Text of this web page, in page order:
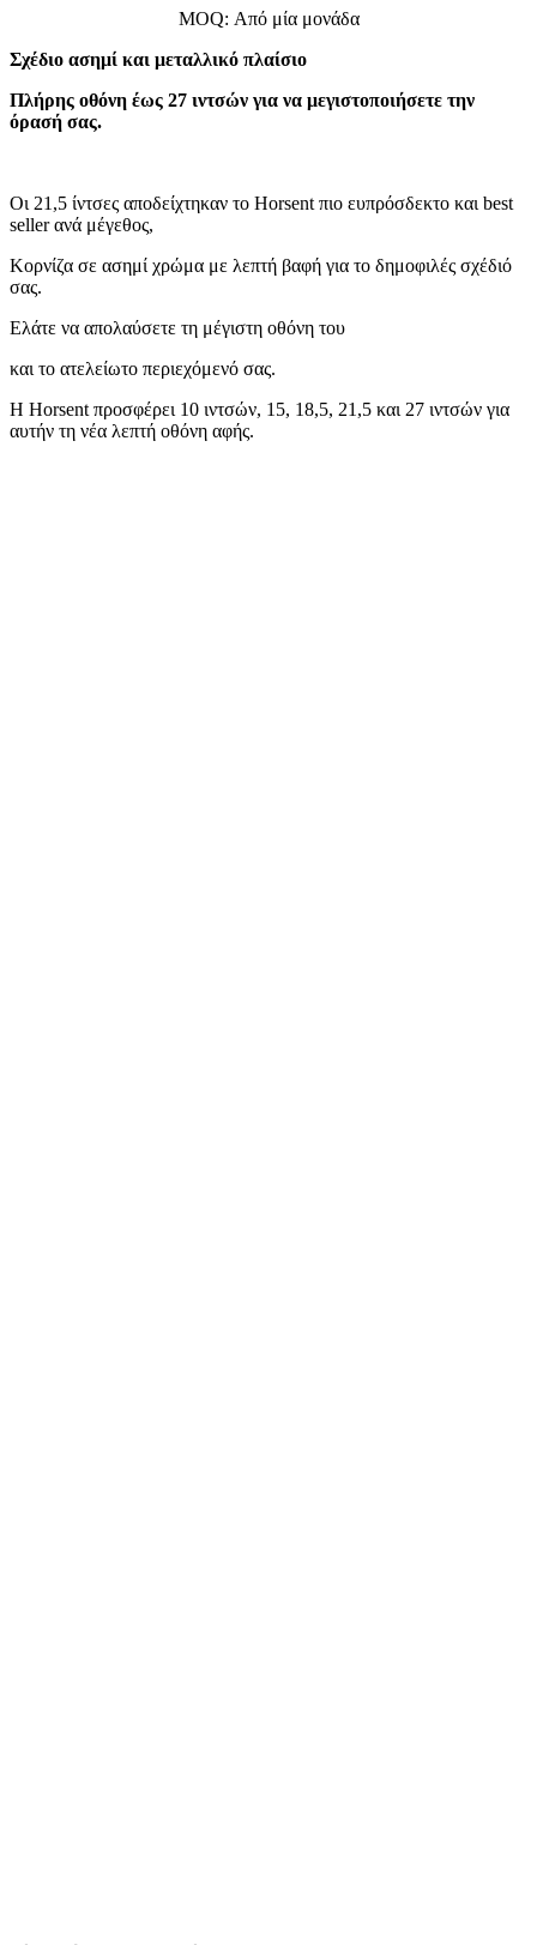
MOQ: Από μία μονάδα
Σχέδιο ασημί και μεταλλικό πλαίσιο
Πλήρης οθόνη έως 27 ιντσών για να μεγιστοποιήσετε την
όρασή σας.
Οι 21,5 ίντσες αποδείχτηκαν το Horsent πιο ευπρόσδεκτο και best
seller ανά μέγεθος,
Κορνίζα σε ασημί χρώμα με λεπτή βαφή για το δημοφιλές σχέδιό
σας.
Ελάτε να απολαύσετε τη μέγιστη οθόνη του
και το ατελείωτο περιεχόμενό σας.
Η Horsent προσφέρει 10 ιντσών, 15, 18,5, 21,5 και 27 ιντσών για
αυτήν τη νέα λεπτή οθόνη αφής.